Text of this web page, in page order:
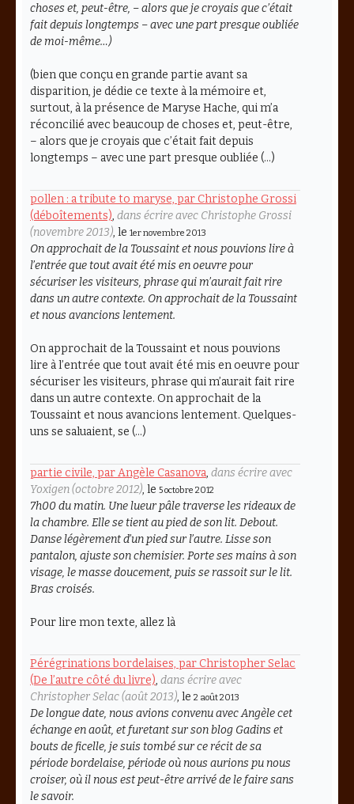
choses et, peut-être, – alors que je croyais que c’était
fait depuis longtemps – avec une part presque oubliée
de moi-même…)
(bien que conçu en grande partie avant sa
disparition, je dédie ce texte à la mémoire et,
surtout, à la présence de Maryse Hache, qui m’a
réconcilié avec beaucoup de choses et, peut-être,
– alors que je croyais que c’était fait depuis
longtemps – avec une part presque oubliée (…)
pollen : a tribute to maryse, par Christophe Grossi
(déboîtements), dans écrire avec Christophe Grossi
(novembre 2013), le 1er novembre 2013
On approchait de la Toussaint et nous pouvions lire à
l’entrée que tout avait été mis en oeuvre pour
sécuriser les visiteurs, phrase qui m’aurait fait rire
dans un autre contexte. On approchait de la Toussaint
et nous avancions lentement.
On approchait de la Toussaint et nous pouvions
lire à l’entrée que tout avait été mis en oeuvre pour
sécuriser les visiteurs, phrase qui m’aurait fait rire
dans un autre contexte. On approchait de la
Toussaint et nous avancions lentement. Quelques-
uns se saluaient, se (…)
partie civile, par Angèle Casanova, dans écrire avec
Yoxigen (octobre 2012), le 5 octobre 2012
7h00 du matin. Une lueur pâle traverse les rideaux de
la chambre. Elle se tient au pied de son lit. Debout.
Danse légèrement d’un pied sur l’autre. Lisse son
pantalon, ajuste son chemisier. Porte ses mains à son
visage, le masse doucement, puis se rassoit sur le lit.
Bras croisés.
Pour lire mon texte, allez là
Pérégrinations bordelaises, par Christopher Selac
(De l’autre côté du livre), dans écrire avec
Christopher Selac (août 2013), le 2 août 2013
De longue date, nous avions convenu avec Angèle cet
échange en août, et furetant sur son blog Gadins et
bouts de ficelle, je suis tombé sur ce récit de sa
période bordelaise, période où nous aurions pu nous
croiser, où il nous est peut-être arrivé de le faire sans
le savoir.